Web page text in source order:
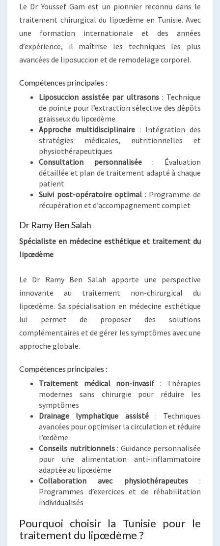
Le Dr Youssef Gam est un pionnier reconnu dans le
traitement chirurgical du lipœdème en Tunisie. Avec
une formation internationale et des années
d’expérience, il maîtrise les techniques les plus
avancées de liposuccion et de remodelage corporel.
Compétences principales :
Liposuccion assistée par ultrasons: Technique
de pointe pour l’extraction sélective des dépôts
graisseux du lipœdème
Approche multidisciplinaire : Intégration des
stratégies médicales, nutritionnelles et
physiothérapeutiques
Consultation personnalisée: Évaluation
détaillée et plan de traitement adapté à chaque
patient
Suivi post-opératoire optimal : Programme de
récupération et d’accompagnement complet
Dr Ramy Ben Salah
Spécialiste en médecine esthétique et traitement du
lipœdème
Le Dr Ramy Ben Salah apporte une perspective
innovante au traitement non-chirurgical du
lipœdème. Sa spécialisation en médecine esthétique
lui permet de proposer des solutions
complémentaires et de gérer les symptômes avec une
approche globale.
Compétences principales :
Traitement médical non-invasif : Thérapies
modernes sans chirurgie pour réduire les
symptômes
Drainage lymphatique assisté: Techniques
avancées pour optimiser la circulation et réduire
l’œdème
Conseils nutritionnels: Guidance personnalisée
pour une alimentation anti-inflammatoire
adaptée au lipœdème
Collaboration avec physiothérapeutes:
Programmes d’exercices et de réhabilitation
individualisés
Pourquoi choisir la Tunisie pour le
traitement du lipœdème ?